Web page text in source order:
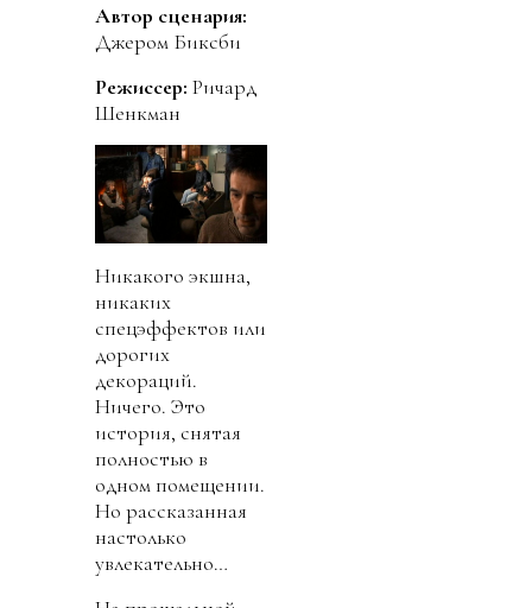
Автор сценария:
Джером Биксби
Режиссер: Ричард
Шенкман
Никакого экшна,
никаких
спецэффектов или
дорогих
декораций.
Ничего. Это
история, снятая
полностью в
одном помещении.
Но рассказанная
настолько
увлекательно…